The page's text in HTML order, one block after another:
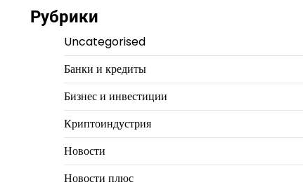
Рубрики
Uncategorised
Банки и кредиты
Бизнес и инвестиции
Криптоиндустрия
Новости
Новости плюс